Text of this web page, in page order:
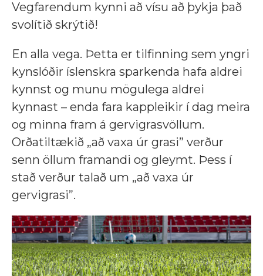
Vegfarendum kynni að vísu að þykja það
svolítið skrýtið!
En alla vega. Þetta er tilfinning sem yngri
kynslóðir íslenskra sparkenda hafa aldrei
kynnst og munu mögulega aldrei
kynnast – enda fara kappleikir í dag meira
og minna fram á gervigrasvöllum.
Orðatiltækið „að vaxa úr grasi” verður
senn öllum framandi og gleymt. Þess í
stað verður talað um „að vaxa úr
gervigrasi”.